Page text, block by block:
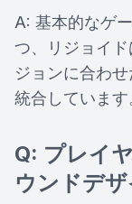
A: 基本的なゲ
つ、リジョイ
ジョンに合わ
統合しています
Q: プレイ
ウンドデ